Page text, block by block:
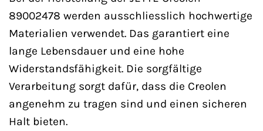
89002478 werden ausschliesslich hochwertige
Materialien verwendet. Das garantiert eine
lange Lebensdauer und eine hohe
Widerstandsfähigkeit. Die sorgfältige
Verarbeitung sorgt dafür, dass die Creolen
angenehm zu tragen sind und einen sicheren
Halt bieten.